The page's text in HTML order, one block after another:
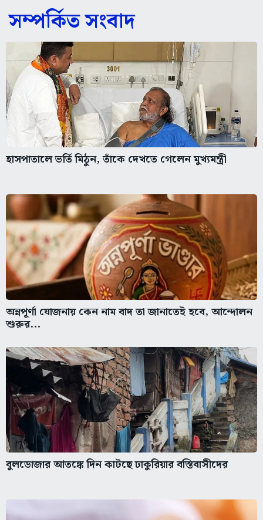
সম্পর্কিত সংবাদ
হাসপাতালে ভর্তি মিঠুন, তাঁকে দেখতে গেলেন মুখ্যমন্ত্রী
অন্নপূর্ণা যোজনায় কেন নাম বাদ তা জানাতেই হবে, আন্দোলন
শুরুর...
বুলডোজার আতঙ্কে দিন কাটছে ঢাকুরিয়ার বস্তিবাসীদের